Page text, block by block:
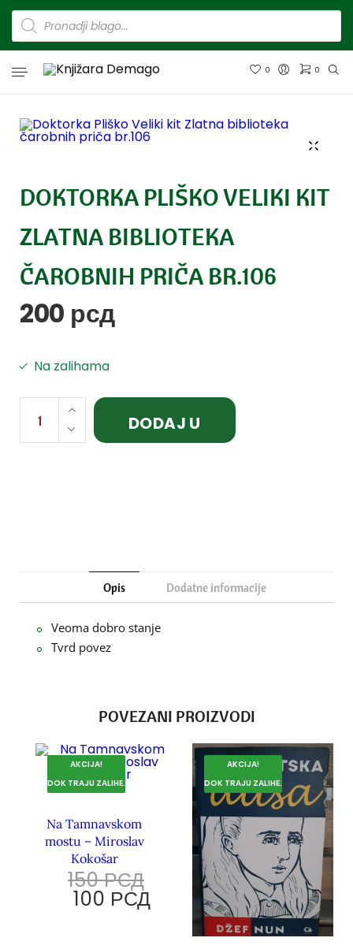
0 0
DOKTORKA PLIŠKO VELIKI KIT
ZLATNA BIBLIOTEKA
ČAROBNIH PRIČA BR.106
200 рсд
Na zalihama
DODAJ U
Opis Dodatne informacije
Veoma dobro stanje
Tvrd povez
POVEZANI PROIZVODI
AKCIJA!
DOK TRAJU ZALIHE.
Na Tamnavskom
mostu – Miroslav
Kokošar
150РСД
100 РСД
AKCIJA!
DOK TRAJU ZALIHE.